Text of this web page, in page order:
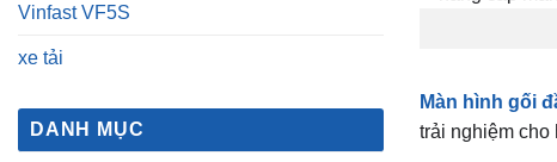
Vinfast VF5S
xe tải
DANH MỤC
Màn hình gối
trải nghiệm cho